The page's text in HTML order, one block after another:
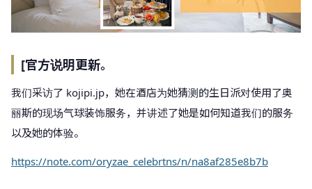
[官方说明更新。
我们采访了 kojipi.jp，她在酒店为她猜测的生日派对使用了奥
丽斯的现场气球装饰服务，并讲述了她是如何知道我们的服务
以及她的体验。
https://note.com/oryzae_celebrtns/n/na8af285e8b7b